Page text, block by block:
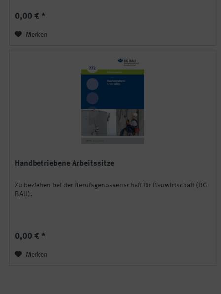
0,00 € *
Merken
Handbetriebene Arbeitssitze
Zu beziehen bei der Berufsgenossenschaft für Bauwirtschaft (BG
BAU).
0,00 € *
Merken